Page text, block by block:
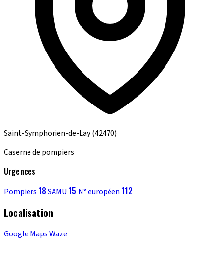
Saint-Symphorien-de-Lay(42470)
Caserne de pompiers
Urgences
Pompiers 18SAMU 15 N° européen 112
Localisation
Google MapsWaze